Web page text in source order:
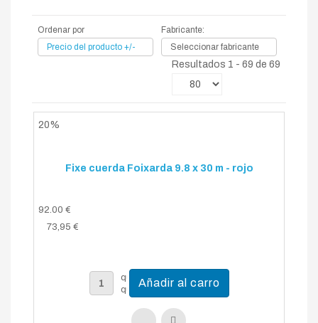
Ordenar por
Precio del producto +/-
Fabricante:
Seleccionar fabricante
Resultados 1 - 69 de 69
20%
Fixe cuerda Foixarda 9.8 x 30 m - rojo
92.00 €
73,95 €